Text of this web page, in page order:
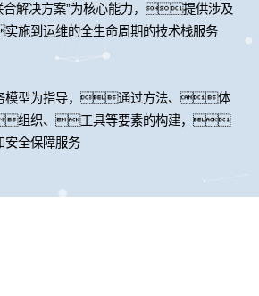
合解决方案”为核心能力，提供涉及
到运维的全生命周期的技术栈服务
务模型为指导，通过方法、体
组织、工具等要素的构建，
安全保障服务